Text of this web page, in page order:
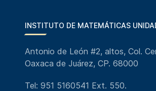
INSTITUTO DE MATEMÁTICAS
Antonio de León #2, altos, Col.
Oaxaca de Juárez, CP. 68000
Tel: 951 5160541 Ext. 550.